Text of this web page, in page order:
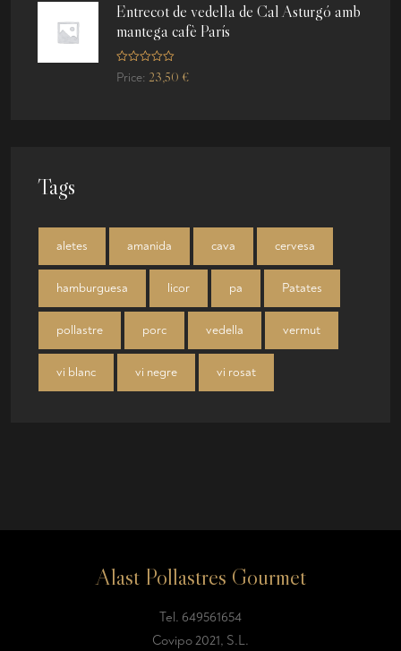
e
d
0
u
t
f
Entrecot de vedella de Cal Asturgó amb
mantega cafè París
R
aPrice:23,50 €
Tags
aletes amanida cava cervesa
hamburguesa licor pa Patates
pollastre porc vedella vermut
vi blanc vi negre vi rosat
Alast Pollastres Gourmet
Tel. 649561654
Covipo 2021, S.L.